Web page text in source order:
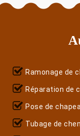
Ramonage de
Réparation de
Pose de
Tubage de